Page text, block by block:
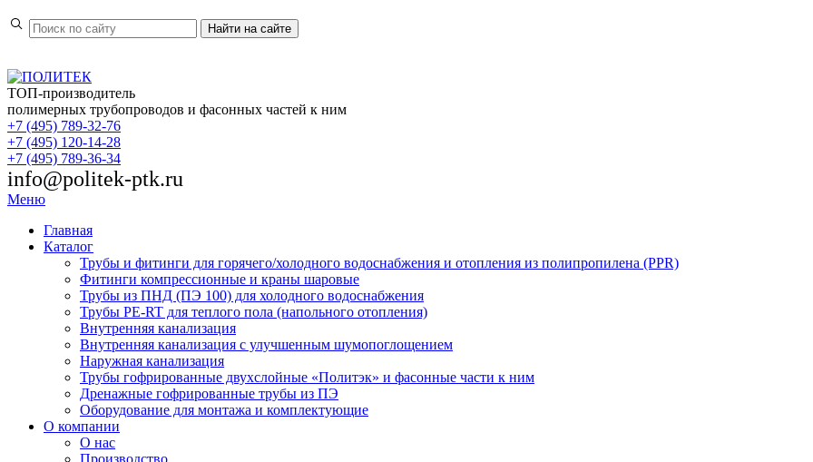
Найти на сайте
ТОП-производитель
полимерных трубопроводов и фасонных частей к ним
+7 (495) 789-32-76
+7 (495) 120-14-28
+7 (495) 789-36-34
info@politek-ptk.ru
Меню
Главная
Каталог
Трубы и фитинги для горячего/холодного водоснабжения и отопления из полипропилена (PPR)
Фитинги компрессионные и краны шаровые
Трубы из ПНД (ПЭ 100) для холодного водоснабжения
Трубы PE-RT для теплого пола (напольного отопления)
Внутренняя канализация
Внутренняя канализация с улучшенным шумопоглощением
Наружная канализация
Трубы гофрированные двухслойные «Политэк» и фасонные части к ним
Дренажные гофрированные трубы из ПЭ
Оборудование для монтажа и комплектующие
О компании
О нас
Производство